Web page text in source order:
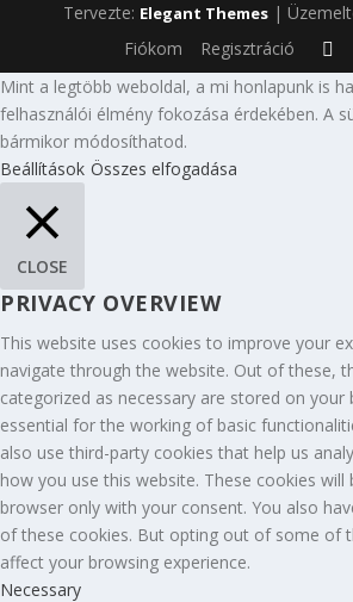
Tervezte: Elegant Themes|
Fiókom
Regisztráció
Mint a legtöbb weboldal, a mi honlapunk is
felhasználói élmény fokozása érdekében. A
bármikor módosíthatod.
Beállítások Összes elfogadása
CLOSE
PRIVACY OVERVIEW
This website uses cookies to improve your
navigate through the website. Out of these,
categorized as necessary are stored on your
essential for the working of basic
also use third-party cookies that help us
how you use this website. These cookies will
browser only with your consent. You also
of these cookies. But opting out of some of
affect your browsing experience.
Necessary